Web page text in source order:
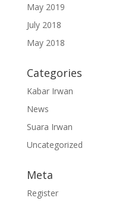
May 2019
July 2018
May 2018
Categories
Kabar Irwan
News
Suara Irwan
Uncategorized
Meta
Register